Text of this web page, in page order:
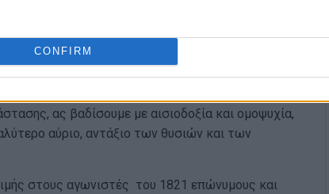
CONFIRM
αλλά κρατάμε ευθύνες. Η σκλαβιά δεν φορά
πιο αφανής .Μπορεί να είναι ο φόβος. Η
δεν τολμήσαμε να πούμε.
ας βαδίσουμε με αισιοδοξία και ομοψυχία,
αύριο, αντάξιο των θυσιών και των
στους αγωνιστές του 1821 επώνυμους και